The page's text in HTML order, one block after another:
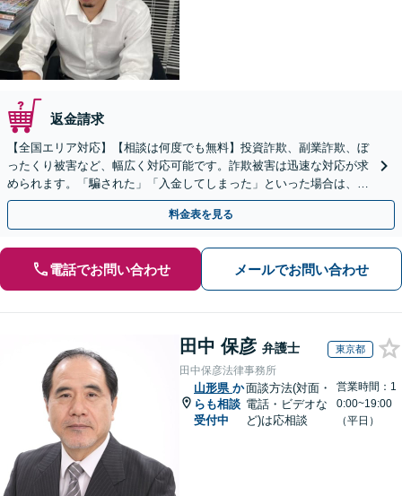
返金請求
【全国エリア対応】【相談は何度でも無料】投資詐欺、副業詐欺、ぼ
ったくり被害など、幅広く対応可能です。詐欺被害は迅速な対応が求
められます。「騙された」「入金してしまった」といった場合は、お
早めにご相談ください。【電話・メール・WEB相談可】
料金表を見る
電話でお問い合わせ メールでお問い合わせ
田中 保彦 弁護士 東京都
田中保彦法律事務所
山形県 か
らも相談
受付中
面談方法(対面・
電話・ビデオな
ど)は応相談
営業時間：1
0:00~19:00
（平日）